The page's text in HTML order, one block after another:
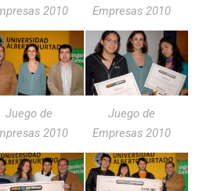
2010
Empresas 2010
Juego de
2010
Juego de
Empresas 2010